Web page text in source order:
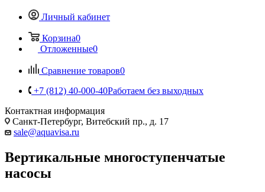
Личный кабинет
Корзина0
Отложенные0
Сравнение товаров0
+7 (812) 40-000-40Работаем без выходных
Контактная информация
Санкт-Петербург, Витебский пр., д. 17
sale@aquavisa.ru
Вертикальные многоступенчатые
насосы